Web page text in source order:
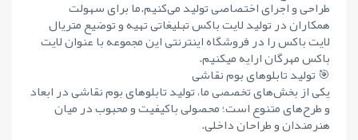
طراحی و اجرای اختصاصی تولید می‌کنیم.ما برای سهولت
همکاران در تولید لایت باکس تبلیغاتی تهیه و توضیع متریال
لایت باکس را در فروشگاه اینترنتی این مجموعه با عنوان لایت
باکس مهرگان ارایه میکنیم.
🎯 تولید تابلوهای بوم نقاشی
یکی از بخش‌های تخصصی ما، تولید تابلوهای بوم نقاشی در ابعاد
و طرح‌های متنوع است؛ محصولی باکیفیت و محبوب در میان
هنرمندان و طراحان داخلی.